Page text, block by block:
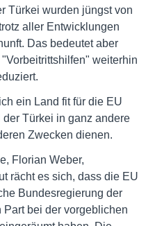
Türkei wurden jüngst von
aller Entwicklungen
Das bedeutet aber
weiterhin
ein Land fit für die EU
Türkei in ganz andere
Zwecken dienen.
Florian Weber,
rächt es sich, dass die EU
Bundesregierung der
bei der vorgeblichen